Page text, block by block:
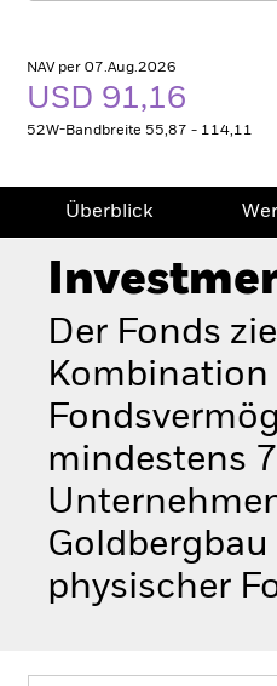
NAV per 07.Aug.2026
USD 91,16
52W-Bandbreite 55,87 - 114,11
Überblick
Der Fonds
Kombination
mindestens
physischer